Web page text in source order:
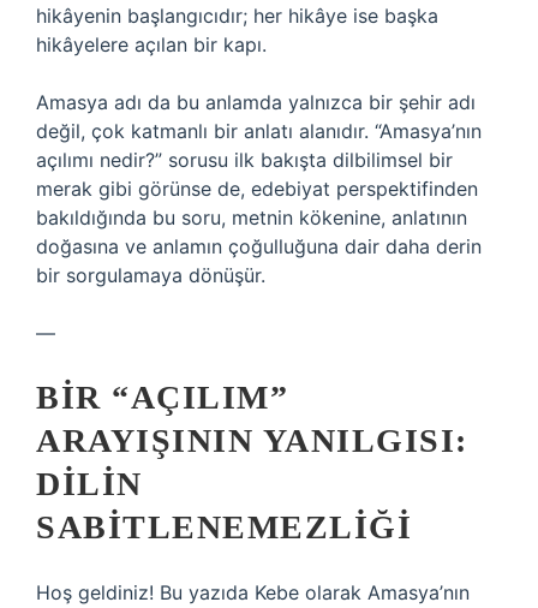
hikâyenin başlangıcıdır; her hikâye ise başka
hikâyelere açılan bir kapı.
Amasya adı da bu anlamda yalnızca bir şehir adı
değil, çok katmanlı bir anlatı alanıdır. “Amasya’nın
açılımı nedir?” sorusu ilk bakışta dilbilimsel bir
merak gibi görünse de, edebiyat perspektifinden
bakıldığında bu soru, metnin kökenine, anlatının
doğasına ve anlamın çoğulluğuna dair daha derin
bir sorgulamaya dönüşür.
—
BIR “AÇILIM”
ARAYIŞININ YANILGISI:
DILIN
SABITLENEMEZLIĞI
Hoş geldiniz! Bu yazıda Kebe olarak Amasya’nın